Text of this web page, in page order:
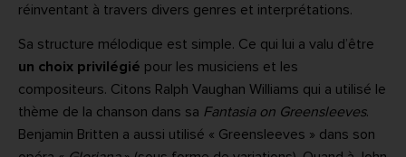
réinventant à travers divers genres et interprétations.
Sa structure mélodique est simple. Ce qui lui a valu d’être
un choix privilégié pour les musiciens et les
compositeurs. Citons Ralph Vaughan Williams qui a utilisé le
thème de la chanson dans sa Fantasia on Greensleeves.
Benjamin Britten a aussi utilisé « Greensleeves » dans son